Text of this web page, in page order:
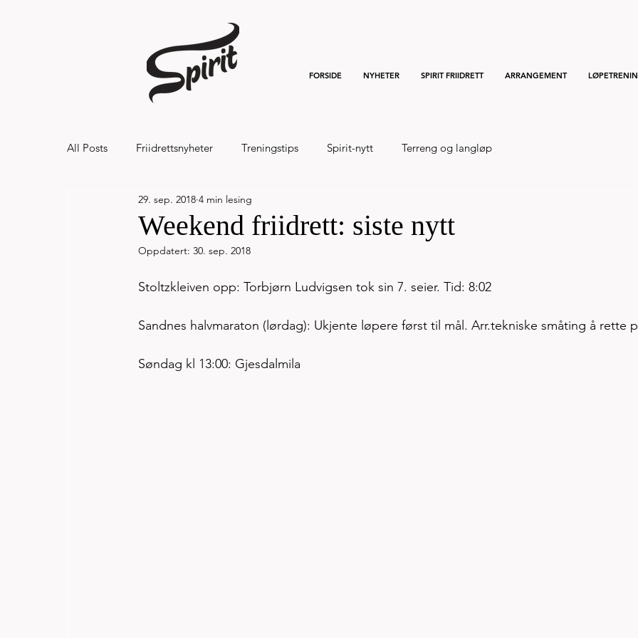
FORSIDE NYHETER SPIRIT FRIIDRETT ARRANGEMENT
All Posts Friidrettsnyheter Treningstips Spirit-nytt Terreng og langløp
Hålandsvannet halvmaraton og 7km 20
Weekend friidrett: siste nytt
29. sep. 2018 4 min lesing
Oppdatert: 30. sep. 2018
Stoltzkleiven opp: Torbjørn Ludvigsen tok sin 7. seier. Tid: 8:02
Sandnes halvmaraton (lørdag): Ukjente løpere først til mål. Arr.tekniske småting å rette
Søndag kl 13:00: Gjesdalmila